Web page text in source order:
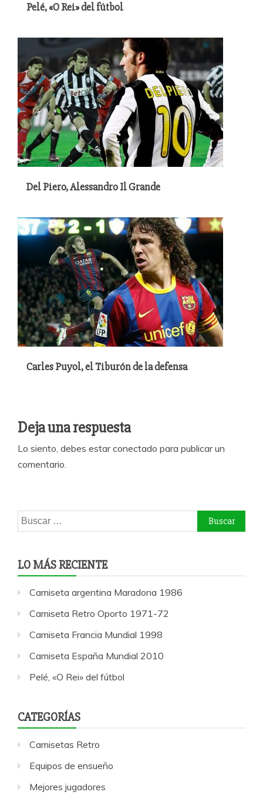
Pelé, «O Rei» del fútbol
Del Piero, Alessandro Il Grande
Carles Puyol, el Tiburón de la defensa
Deja una respuesta
Lo siento, debes estarconectado para publicar un
comentario.
Buscar:
LO MÁS RECIENTE
Camiseta argentina Maradona 1986
Camiseta Retro Oporto 1971-72
Camiseta Francia Mundial 1998
Camiseta España Mundial 2010
Pelé, «O Rei» del fútbol
CATEGORÍAS
Camisetas Retro
Equipos de ensueño
Mejores jugadores